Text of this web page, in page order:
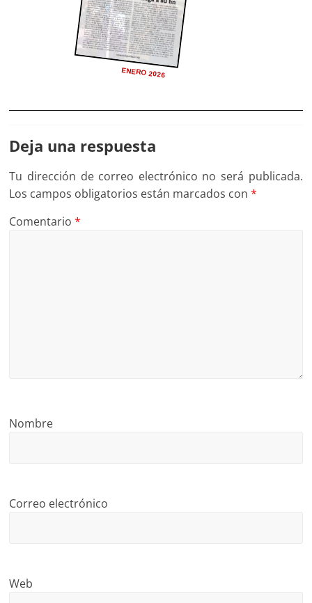
ENERO 2026
Deja una respuesta
Tu dirección de correo electrónico no será publicada.
Los campos obligatorios están marcados con*
Comentario*
Nombre
Correo electrónico
Web